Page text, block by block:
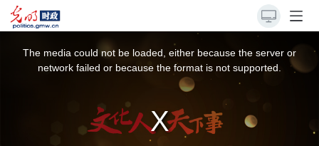
The media could not be loaded, either because the server or
network failed or because the format is not supported.